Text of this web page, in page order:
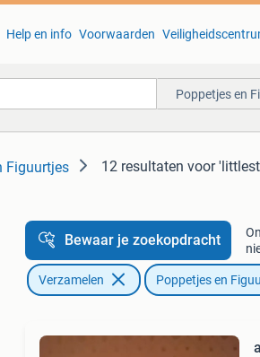
Help en info Voorwaarden
Poppetjes en
Figuurtjes 12 resultaten voor
Bewaar je zoekopdracht
Verzamelen Poppetjes en